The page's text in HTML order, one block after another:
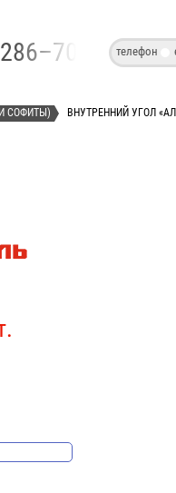
телефон
СОФИТЫ) ВНУТРЕННИЙ УГОЛ